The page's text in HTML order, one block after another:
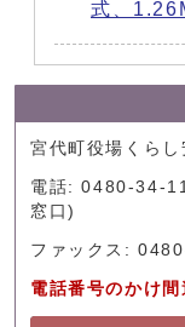
式、
宮代町役場くら
電話: 0480-34-
窓口)
ファックス:
電話番号のかけ間